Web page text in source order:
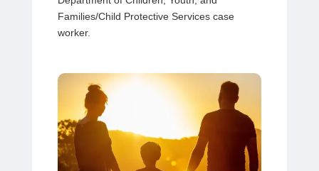
Families/Child Protective Services case
worker.